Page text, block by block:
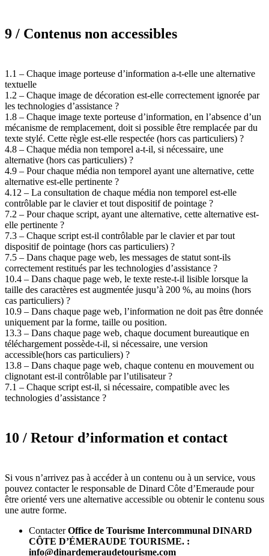
9 / Contenus non accessibles
1.1 – Chaque image porteuse d’information a-t-elle une alternative
textuelle
1.2 – Chaque image de décoration est-elle correctement ignorée par
les technologies d’assistance ?
1.8 – Chaque image texte porteuse d’information, en l’absence d’un
mécanisme de remplacement, doit si possible être remplacée par du
texte stylé. Cette règle est-elle respectée (hors cas particuliers) ?
4.8 – Chaque média non temporel a-t-il, si nécessaire, une
alternative (hors cas particuliers) ?
4.9 – Pour chaque média non temporel ayant une alternative, cette
alternative est-elle pertinente ?
4.12 – La consultation de chaque média non temporel est-elle
contrôlable par le clavier et tout dispositif de pointage ?
7.2 – Pour chaque script, ayant une alternative, cette alternative est-
elle pertinente ?
7.3 – Chaque script est-il contrôlable par le clavier et par tout
dispositif de pointage (hors cas particuliers) ?
7.5 – Dans chaque page web, les messages de statut sont-ils
correctement restitués par les technologies d’assistance ?
10.4 – Dans chaque page web, le texte reste-t-il lisible lorsque la
taille des caractères est augmentée jusqu’à 200 %, au moins (hors
cas particuliers) ?
10.9 – Dans chaque page web, l’information ne doit pas être donnée
uniquement par la forme, taille ou position.
13.3 – Dans chaque page web, chaque document bureautique en
téléchargement possède-t-il, si nécessaire, une version
accessible(hors cas particuliers) ?
13.8 – Dans chaque page web, chaque contenu en mouvement ou
clignotant est-il contrôlable par l’utilisateur ?
7.1 – Chaque script est-il, si nécessaire, compatible avec les
technologies d’assistance ?
10 / Retour d’information et contact
Si vous n’arrivez pas à accéder à un contenu ou à un service, vous
pouvez contacter le responsable de Dinard Côte d’Emeraude pour
être orienté vers une alternative accessible ou obtenir le contenu sous
une autre forme.
ContacterOffice de Tourisme Intercommunal DINARD
CÔTE D’ÉMERAUDE TOURISME. :
info@dinardemeraudetourisme.com